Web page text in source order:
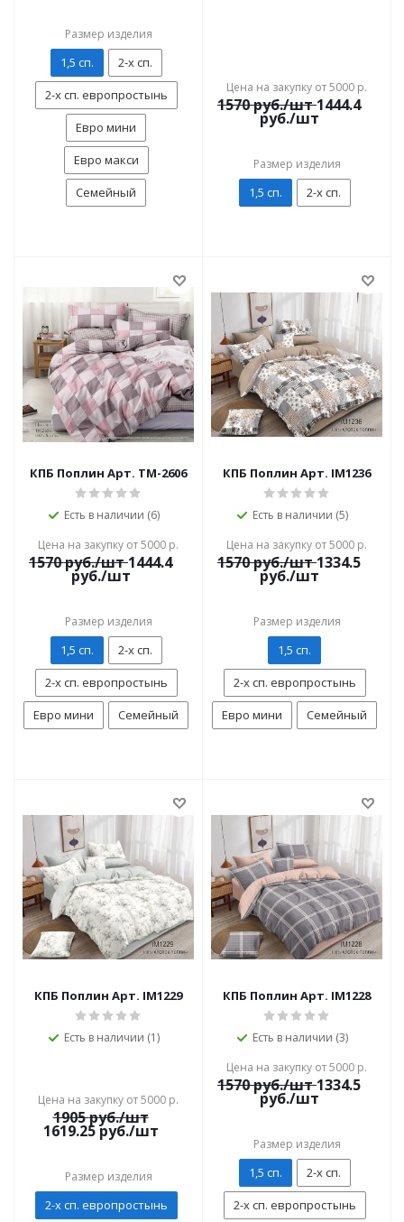
Размер изделия
1,5 сп.
2-х сп.
2-х сп. европростынь
Евро мини
Евро макси
Семейный
Цена на закупку от 5000 р.
1570руб./шт 1444.4
руб./шт
Размер изделия
1,5 сп. 2-х сп.
КПБ Поплин Арт. TM-2606
Есть в наличии (6)
Цена на закупку от 5000 р.
1570руб./шт 1444.4
руб./шт
Размер изделия
1,5 сп.
2-х сп.
2-х сп. европростынь
Евро мини
Семейный
КПБ Поплин Арт. IM1236
Есть в наличии (5)
Цена на закупку от 5000 р.
1570руб./шт 1334.5
руб./шт
Размер изделия
1,5 сп.
2-х сп. европростынь
Евро мини
Семейный
КПБ Поплин Арт. IM1229
Есть в наличии (1)
Цена на закупку от 5000 р.
1905руб./шт
1619.25 руб./шт
Размер изделия
2-х сп. европростынь
КПБ Поплин Арт. IM1228
Есть в наличии (3)
Цена на закупку от 5000 р.
1570руб./шт 1334.5
руб./шт
Размер изделия
1,5 сп.
2-х сп.
2-х сп. европростынь